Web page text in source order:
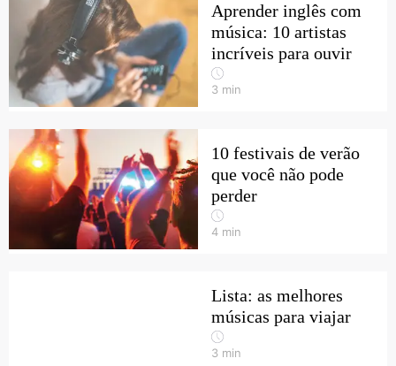
Aprender inglês com
música: 10 artistas
incríveis para ouvir
3 min
10 festivais de verão
que você não pode
perder
4 min
Lista: as melhores
músicas para viajar
3 min